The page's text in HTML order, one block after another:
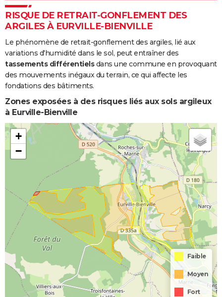
RISQUE DE RETRAIT-GONFLEMENT DES
ARGILES À EURVILLE-BIENVILLE
Le phénomène de retrait-gonflement des argiles, lié aux
variations d'humidité dans le sol, peut entraîner des
tassements différentielsdans une commune en provoquant
des mouvements inégaux du terrain, ce qui affecte les
fondations des bâtiments.
Zones exposées à des risques liés aux sols argileux
à Eurville-Bienville
+
−
Faible
Moyen
Fort